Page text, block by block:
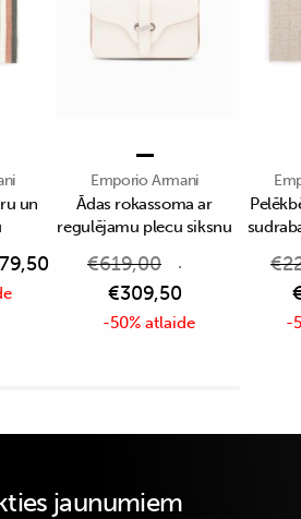
un
79,50
Emporio Armani
Ādas rokassoma ar
regulējamu plecu siksnu
€619,00
€309,50
-50% atlaide
€
-
jaunumiem